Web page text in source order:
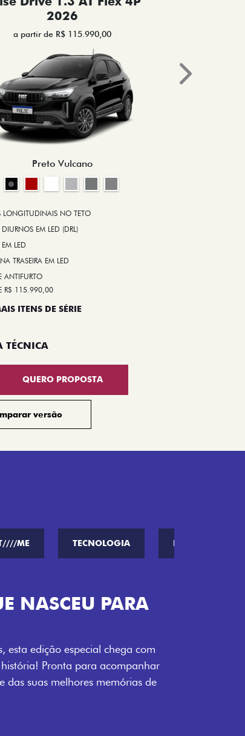
2026
a partir de R$ 115.990,00
Preto Vulcano
LONGITUDINAIS NO TETO
DIURNOS EM LED (DRL)
LED
TRASEIRA EM LED
ANTIFURTO
R$ 115.990,00
ITENS DE SÉRIE
TÉCNICA
QUERO PROPOSTA
versão
Next
ME TECNOLOGIA PERFORMANCE
LOLLABR
exclusiva do festival: série
e a soleira temática que reforçam
escurecidos, o teto bicolor e as
brilhante completam o visual